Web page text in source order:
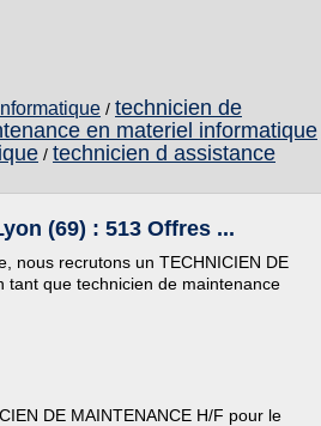
/ technicien de
en materiel informatique
/ technicien d assistance
(69) : 513 Offres ...
nous recrutons un TECHNICIEN DE
tant que technicien de maintenance
DE MAINTENANCE H/F pour le